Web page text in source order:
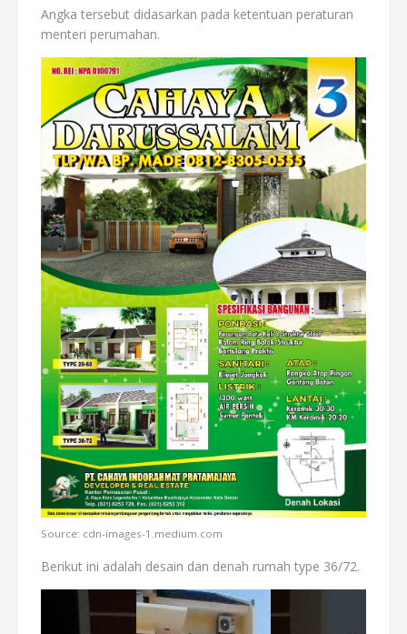
Angka tersebut didasarkan pada ketentuan peraturan
menteri perumahan.
Source: cdn-images-1.medium.com
Berikut ini adalah desain dan denah rumah type 36/72.